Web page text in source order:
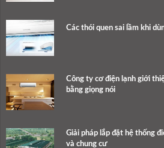
Các thói quen sai lầm khi
Công ty cơ điện lạnh giới
bằng giọng nói
Giải pháp lắp đặt hệ thống
và chung cư